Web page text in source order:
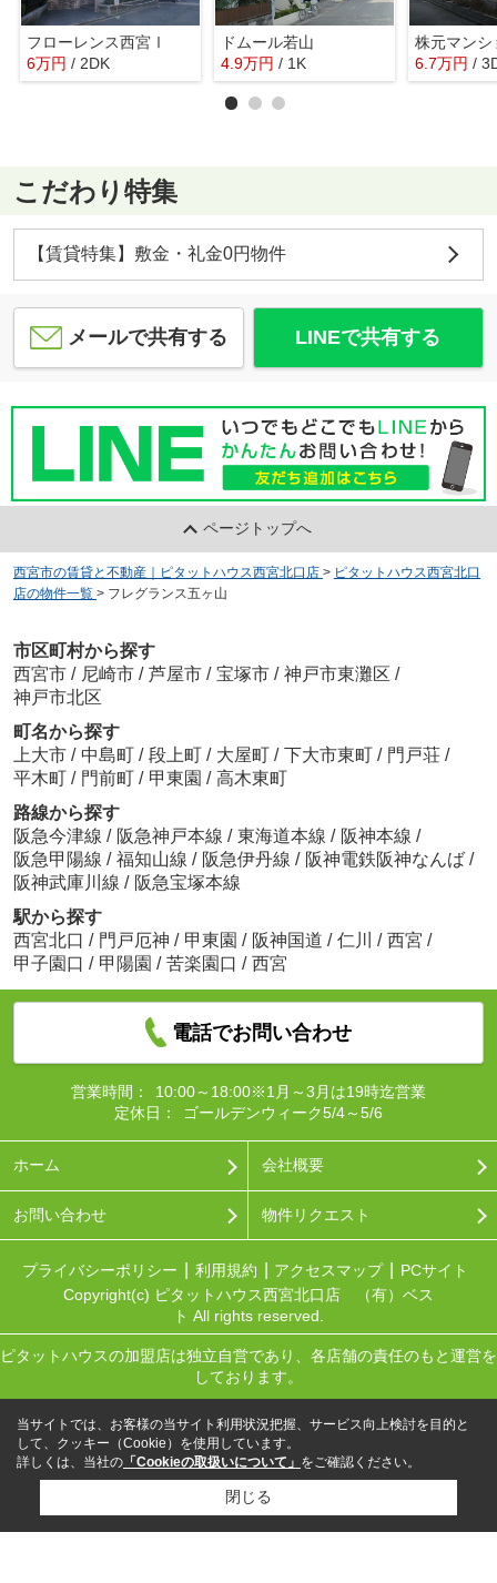
フローレンス西宮Ⅰ
6万円 / 2DK
ドムール若山
4.9万円 / 1K
株元マンシ
6.7万円 /
こだわり特集
【賃貸特集】敷金・礼金0円物件
メールで共有する LINEで共有する
ページトップへ
西宮市の賃貸と不動産｜ピタットハウス西宮北口店 > ピタットハウス西宮北口
店の物件一覧 > フレグランス五ヶ山
市区町村から探す
西宮市 / 尼崎市 / 芦屋市 / 宝塚市 / 神戸市東灘区 /
神戸市北区
町名から探す
上大市 / 中島町 / 段上町 / 大屋町 / 下大市東町 / 門戸荘 /
平木町 / 門前町 / 甲東園 / 高木東町
路線から探す
阪急今津線 / 阪急神戸本線 / 東海道本線 / 阪神本線 /
阪急甲陽線 / 福知山線 / 阪急伊丹線 / 阪神電鉄阪神なんば /
阪神武庫川線 / 阪急宝塚本線
駅から探す
西宮北口 / 門戸厄神 / 甲東園 / 阪神国道 / 仁川 / 西宮 /
甲子園口 / 甲陽園 / 苦楽園口 / 西宮
電話でお問い合わせ
営業時間：
10:00～18:00※1月～3月は19時迄営業
定休日：
ゴールデンウィーク5/4～5/6
ホーム 会社概要
お問い合わせ 物件リクエスト
プライバシーポリシー 利用規約 アクセスマップ
PCサイト
Copyright(c) ピタットハウス西宮北口店 （有）ベス
ト All rights reserved.
ピタットハウスの加盟店は独立自営であり、各店舗の責任のもと運営を
しております。
当サイトでは、お客様の当サイト利用状況把握、サービス向上検討を目的と
して、クッキー（Cookie）を使用しています。
詳しくは、当社の 「Cookieの取扱いについて」 をご確認ください。
閉じる